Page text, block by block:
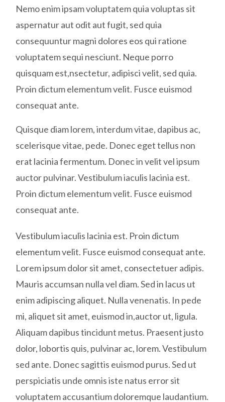
Nemo enim ipsam voluptatem quia voluptas sit
aspernatur aut odit aut fugit, sed quia
consequuntur magni dolores eos qui ratione
voluptatem sequi nesciunt. Neque porro
quisquam est,nsectetur, adipisci velit, sed quia.
Proin dictum elementum velit. Fusce euismod
consequat ante.
Quisque diam lorem, interdum vitae, dapibus ac,
scelerisque vitae, pede. Donec eget tellus non
erat lacinia fermentum. Donec in velit vel ipsum
auctor pulvinar. Vestibulum iaculis lacinia est.
Proin dictum elementum velit. Fusce euismod
consequat ante.
Vestibulum iaculis lacinia est. Proin dictum
elementum velit. Fusce euismod consequat ante.
Lorem ipsum dolor sit amet, consectetuer adipis.
Mauris accumsan nulla vel diam. Sed in lacus ut
enim adipiscing aliquet. Nulla venenatis. In pede
mi, aliquet sit amet, euismod in,auctor ut, ligula.
Aliquam dapibus tincidunt metus. Praesent justo
dolor, lobortis quis, pulvinar ac, lorem. Vestibulum
sed ante. Donec sagittis euismod purus. Sed ut
perspiciatis unde omnis iste natus error sit
voluptatem accusantium doloremque laudantium.